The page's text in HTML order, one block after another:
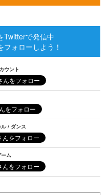
Twitterで発信中
ォローしよう！
ウント
/ ダンス
ム